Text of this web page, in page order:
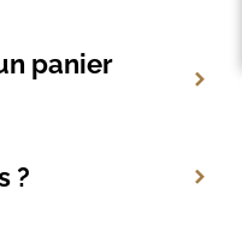
panier
?